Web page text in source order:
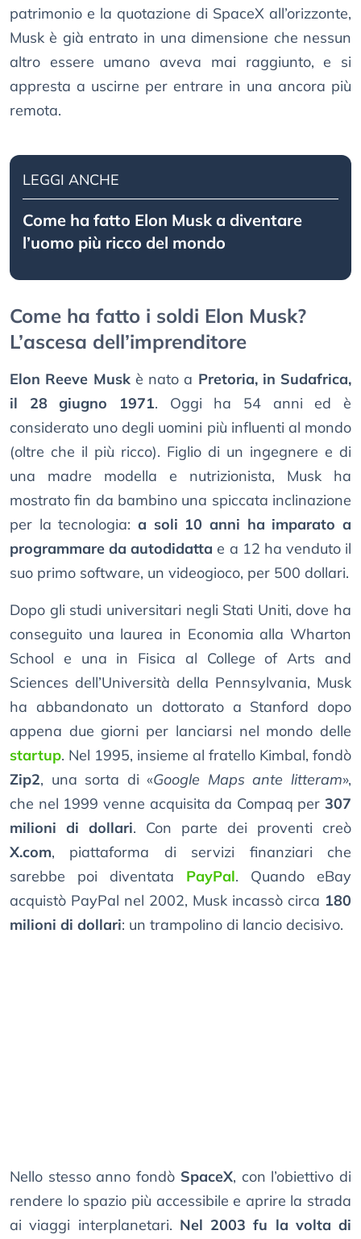
patrimonio e la quotazione di SpaceX all’orizzonte,
Musk è già entrato in una dimensione che nessun
altro essere umano aveva mai raggiunto, e si
appresta a uscirne per entrare in una ancora più
remota.
LEGGI ANCHE
Come ha fatto Elon Musk a diventare
l’uomo più ricco del mondo
Come ha fatto i soldi Elon Musk?
L’ascesa dell’imprenditore
Elon Reeve Muskè nato a Pretoria, in Sudafrica,
il 28 giugno 1971. Oggi ha 54 anni ed è
considerato uno degli uomini più influenti al mondo
(oltre che il più ricco). Figlio di un ingegnere e di
una madre modella e nutrizionista, Musk ha
mostrato fin da bambino una spiccata inclinazione
per la tecnologia: a soli 10 anni ha imparato a
programmare da autodidatta e a 12 ha venduto il
suo primo software, un videogioco, per 500 dollari.
Dopo gli studi universitari negli Stati Uniti, dove ha
conseguito una laurea in Economia alla Wharton
School e una in Fisica al College of Arts and
Sciences dell’Università della Pennsylvania, Musk
ha abbandonato un dottorato a Stanford dopo
appena due giorni per lanciarsi nel mondo delle
startup. Nel 1995, insieme al fratello Kimbal, fondò
Zip2, una sorta di «Google Maps ante litteram»,
che nel 1999 venne acquisita da Compaq per 307
milioni di dollari. Con parte dei proventi creò
X.com, piattaforma di servizi finanziari che
sarebbe poi diventata PayPal. Quando eBay
acquistò PayPal nel 2002, Musk incassò circa 180
milioni di dollari: un trampolino di lancio decisivo.
Nello stesso anno fondò SpaceX, con l’obiettivo di
rendere lo spazio più accessibile e aprire la strada
ai viaggi interplanetari. Nel 2003 fu la volta di